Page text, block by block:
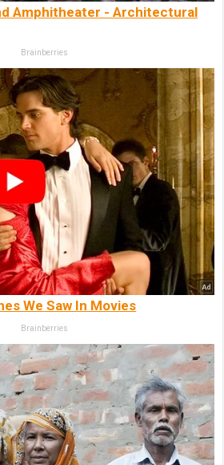
Amphitheater - Architectural
Brainberries
We Saw In Movies
Brainberries